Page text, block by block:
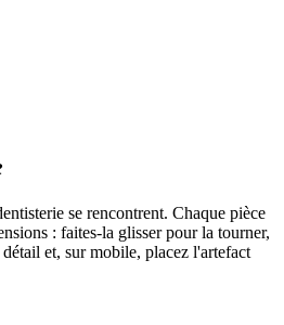
se rencontrent. Chaque pièce
: faites-la glisser pour la tourner,
et, sur mobile, placez l'artefact